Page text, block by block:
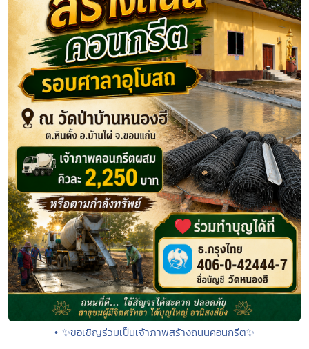
• ✨ขอเชิญร่วมเป็นเจ้าภาพสร้างถนนคอนกรีต✨